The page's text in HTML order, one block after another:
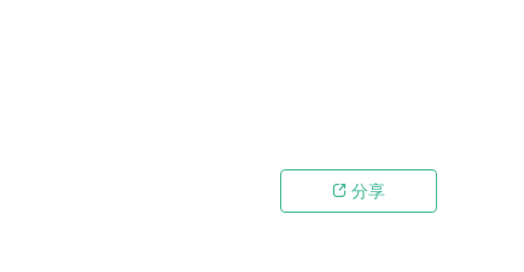
 分享